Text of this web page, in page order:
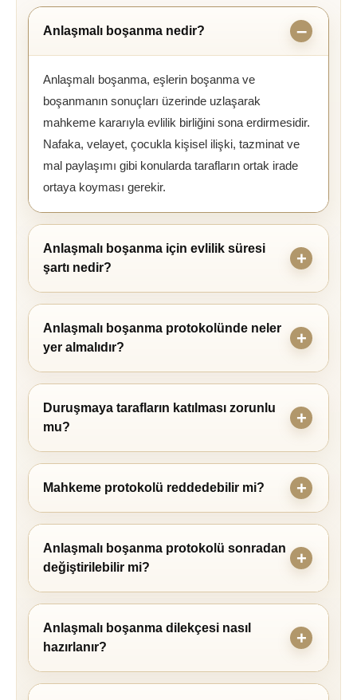
Anlaşmalı boşanma nedir?
Anlaşmalı boşanma, eşlerin boşanma ve
boşanmanın sonuçları üzerinde uzlaşarak
mahkeme kararıyla evlilik birliğini sona erdirmesidir.
Nafaka, velayet, çocukla kişisel ilişki, tazminat ve
mal paylaşımı gibi konularda tarafların ortak irade
ortaya koyması gerekir.
Anlaşmalı boşanma için evlilik süresi
şartı nedir?
Anlaşmalı boşanma protokolünde neler
yer almalıdır?
Duruşmaya tarafların katılması zorunlu
mu?
Mahkeme protokolü reddedebilir mi?
Anlaşmalı boşanma protokolü sonradan
değiştirilebilir mi?
Anlaşmalı boşanma dilekçesi nasıl
hazırlanır?